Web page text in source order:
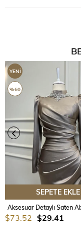
SEPETE EKLE
Aksesuar Detaylı Saten
$29.41
$73.52
YENI
ÜRÜN
%60